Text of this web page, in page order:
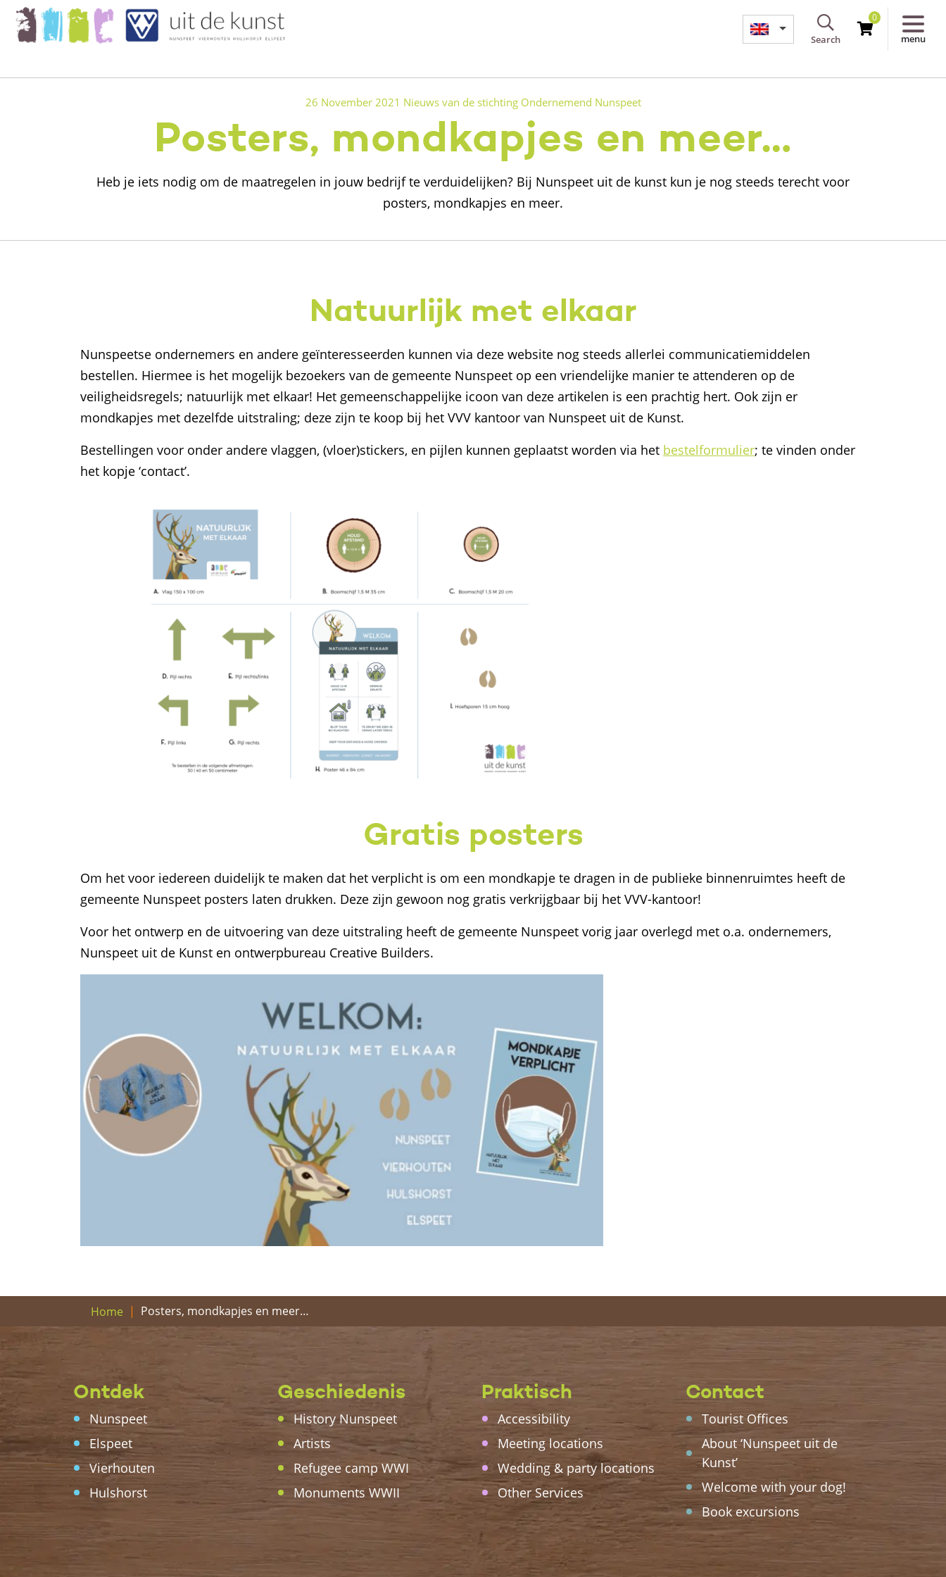
Search
0
menu
26 November 2021 Nieuws van de stichting Ondernemend Nunspeet
Posters, mondkapjes en meer…
Heb je iets nodig om de maatregelen in jouw bedrijf te verduidelijken? Bij Nunspeet uit de kunst kun je nog steeds terecht voor
posters, mondkapjes en meer.
Natuurlijk met elkaar
Nunspeetse ondernemers en andere geïnteresseerden kunnen via deze website nog steeds allerlei communicatiemiddelen
bestellen. Hiermee is het mogelijk bezoekers van de gemeente Nunspeet op een vriendelijke manier te attenderen op de
veiligheidsregels; natuurlijk met elkaar! Het gemeenschappelijke icoon van deze artikelen is een prachtig hert. Ook zijn er
mondkapjes met dezelfde uitstraling; deze zijn te koop bij het VVV kantoor van Nunspeet uit de Kunst.
Bestellingen voor onder andere vlaggen, (vloer)stickers, en pijlen kunnen geplaatst worden via het bestelformulier; te vinden onder
het kopje ‘contact’.
Gratis posters
Om het voor iedereen duidelijk te maken dat het verplicht is om een mondkapje te dragen in de publieke binnenruimtes heeft de
gemeente Nunspeet posters laten drukken. Deze zijn gewoon nog gratis verkrijgbaar bij het VVV-kantoor!
Voor het ontwerp en de uitvoering van deze uitstraling heeft de gemeente Nunspeet vorig jaar overlegd met o.a. ondernemers,
Nunspeet uit de Kunst en ontwerpbureau Creative Builders.
Home Posters, mondkapjes en meer…
Ontdek
Nunspeet
Elspeet
Vierhouten
Hulshorst
Geschiedenis
History Nunspeet
Artists
Refugee camp WWI
Monuments WWII
Praktisch
Accessibility
Meeting locations
Wedding & party locations
Other Services
Contact
Tourist Offices
About ‘Nunspeet uit de
Kunst’
Welcome with your dog!
Book excursions